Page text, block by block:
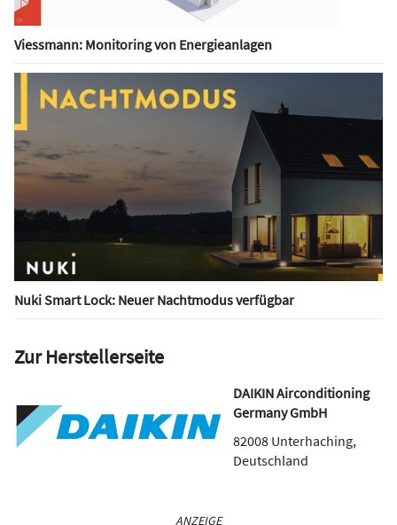
Viessmann: Monitoring von Energieanlagen
Nuki Smart Lock: Neuer Nachtmodus verfügbar
Zur Herstellerseite
DAIKIN Airconditioning
Germany GmbH
82008 Unterhaching,
Deutschland
ANZEIGE